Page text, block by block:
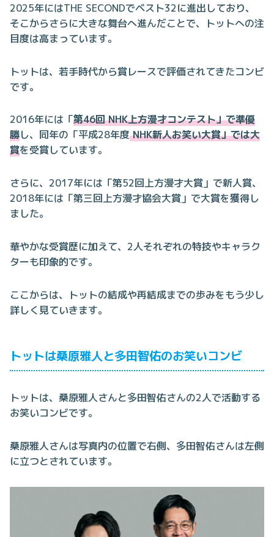
2025年にはTHE SECONDでベスト32に進出しており、
そこからさらに大きな舞台へ進んだことで、トットへの注
目度は高まっています。
トットは、若手時代から賞レースで評価されてきたコンビ
です。
2016年には「第46回 NHK上方漫才コンテスト」で準優
勝し、同年の「平成28年度NHK新人お笑い大賞」では大
賞を受賞しています。
さらに、2017年には「第52回上方漫才大賞」で新人賞、
2018年には「第三回上方漫才協会大賞」で大賞を獲得し
ました。
華やかな受賞歴に加えて、2人それぞれの特技やキャラク
ターも印象的です。
ここからは、トットの結成や再結成までの歩みをもう少し
詳しく見ていきます。
トットは桑原雅人と多田智佑のお笑いコンビ
トットは、桑原雅人さんと多田智佑さんの2人で活動する
お笑いコンビです。
桑原雅人さんは写真内の位置で右側、多田智佑さんは左側
に立つとされています。